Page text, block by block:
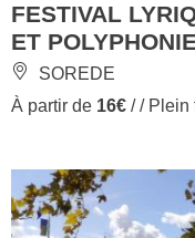
FESTIVAL
ET
SOREDE
À partir de 16€ / / Plein